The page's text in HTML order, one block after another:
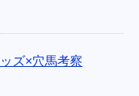
ズ×穴馬考察